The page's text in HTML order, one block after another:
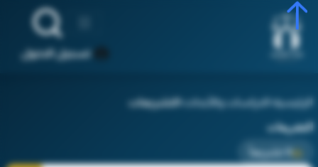
تسجيل الدخول
الرئيسية‹ الدراسات والأبحاث‹التشريعات
التشريعات
0 تشريعاً